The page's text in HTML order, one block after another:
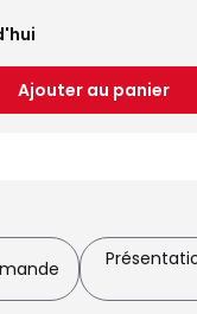
Ajouter au panier